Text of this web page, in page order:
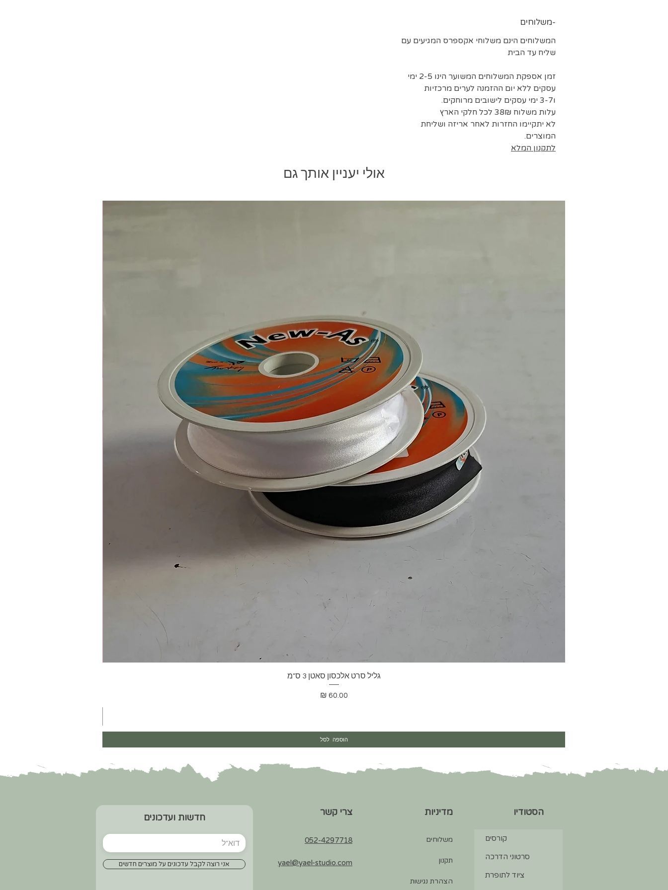
משלוחים-
המשלוחים הינם משלוחי אקספרס המגיעים עם
שליח עד הבית
זמן אספקת המשלוחים המשוער הינו 2-5 ימי
עסקים ללא יום ההזמנה לערים מרכזיות
ו3-7 ימי עסקים לישובים מרוחקים.
עלות משלוח 38₪ לכל חלקי הארץ
לא יתקיימו החזרות לאחר אריזה ושליחת
המוצרים.
לתקנון המלא
אולי יעניין אותך גם
תצוגה מהירה
גליל סרט אלכסון סאטן 3 ס"מ
מחיר
הוספה לסל
חדשות ועדכונים
אני רוצה לקבל עדכונים על מוצרים חדשים
צרי קשר
052-4297718
yael@yael-studio.com
מדיניות
משלוחים
תקנון
הצהרת נגישות
הסטודיו
קורסים
סרטוני הדרכה
ציוד לתופרת